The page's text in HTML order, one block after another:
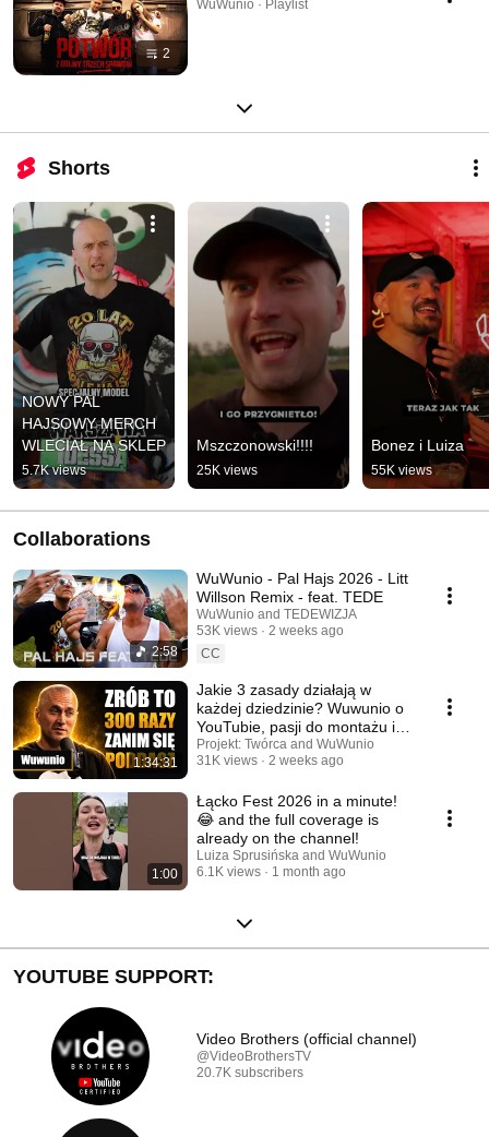
2
WuWunio · Playlist
Shorts
NOWY PAL
HAJSOWY MERCH
WLECIAŁ NA SKLEP
5.7K views
Mszczonowski!!!!
25K views
Bonez i Luiza
55K views
Collaborations
2:58
WuWunio - Pal Hajs 2026 - Litt
Willson Remix - feat. TEDE
WuWunio and TEDEWIZJA
53K views
2 weeks ago
CC
1:34:31
Jakie 3 zasady działają w
każdej dziedzinie? Wuwunio o
YouTubie, pasji do montażu i
pracy w TVN24
Projekt: Twórca and WuWunio
31K views
2 weeks ago
1:00
Łącko Fest 2026 in a minute!
😂 and the full coverage is
already on the channel!
Luiza Sprusińska and WuWunio
6.1K views
1 month ago
YOUTUBE SUPPORT:
Video Brothers (official channel)
@VideoBrothersTV
20.7K subscribers